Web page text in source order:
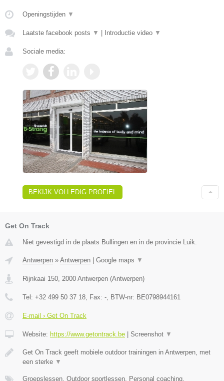
Openingstijden ▼
Laatste facebook posts ▼ Introductie video ▼
Sociale media:
BEKIJK VOLLEDIG PROFIEL
Get On Track
Niet gevestigd in de plaats Bullingen en in de provincie Luik.
Antwerpen » Antwerpen | Google maps ▼
Rijnkaai 150 2000 Antwerpen (Antwerpen)
Tel: +32 499 50 37 18 , Fax: - , BTW-nr: BE0798944161
E-mail › Get On Track
Website: https://www.getontrack.be | Screenshot ▼
Get On Track geeft mobiele outdoor trainingen in Antwerpen, met
een sterke ▼
Groepslessen, Outdoor sportlessen, Personal coaching,